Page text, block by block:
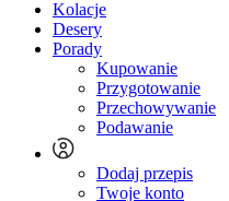
Kolacje
Desery
Porady
Kupowanie
Przygotowanie
Przechowywanie
Podawanie
Dodaj przepis
Twoje konto